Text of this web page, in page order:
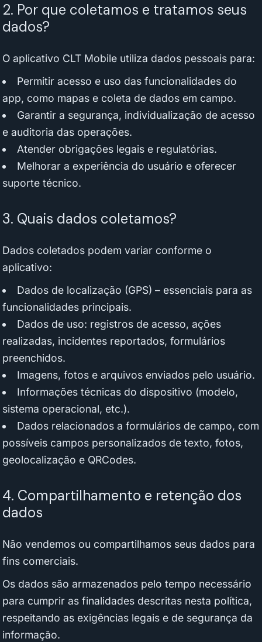
2. Por que coletamos e tratamos seus
dados?
O aplicativo CLT Mobile utiliza dados pessoais para:
Permitir acesso e uso das funcionalidades do
app, como mapas e coleta de dados em campo.
Garantir a segurança, individualização de acesso
e auditoria das operações.
Atender obrigações legais e regulatórias.
Melhorar a experiência do usuário e oferecer
suporte técnico.
3. Quais dados coletamos?
Dados coletados podem variar conforme o
aplicativo:
Dados de localização (GPS) – essenciais para as
funcionalidades principais.
Dados de uso: registros de acesso, ações
realizadas, incidentes reportados, formulários
preenchidos.
Imagens, fotos e arquivos enviados pelo usuário.
Informações técnicas do dispositivo (modelo,
sistema operacional, etc.).
Dados relacionados a formulários de campo, com
possíveis campos personalizados de texto, fotos,
geolocalização e QRCodes.
4. Compartilhamento e retenção dos
dados
Não vendemos ou compartilhamos seus dados para
fins comerciais.
Os dados são armazenados pelo tempo necessário
para cumprir as finalidades descritas nesta política,
respeitando as exigências legais e de segurança da
informação.